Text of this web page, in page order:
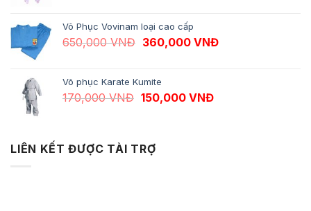
Võ Phục Vovinam loại cao cấp
650,000VNĐ Giá gốc là: 650,000 VNĐ.
360,000 VNĐGiá hiện tại là:
Võ phục Karate Kumite
170,000VNĐ Giá gốc là: 170,000 VNĐ.
150,000 VNĐGiá hiện tại là:
LIÊN KẾT ĐƯỢC TÀI TRỢ